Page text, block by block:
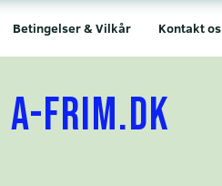
Kontakt os
Betingelser & Vilkår
A-FRIM.DK